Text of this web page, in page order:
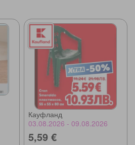
Кауфланд
03.08.2026 - 09.08.2026
5,59 €